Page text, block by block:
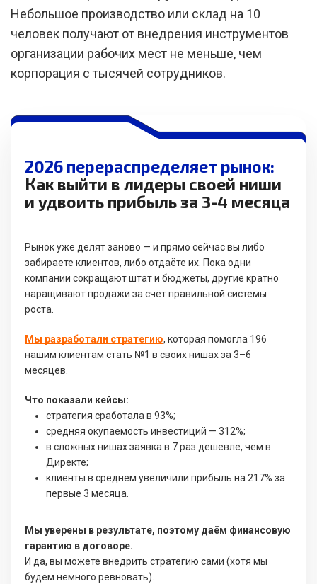
Небольшое производство или склад на 10
человек получают от внедрения инструментов
организации рабочих мест не меньше, чем
корпорация с тысячей сотрудников.
2026 перераспределяет рынок:
Как выйти в лидеры своей ниши
и удвоить прибыль за 3-4 месяца
Рынок уже делят заново — и прямо сейчас вы либо
забираете клиентов, либо отдаёте их. Пока одни
компании сокращают штат и бюджеты, другие кратно
наращивают продажи за счёт правильной системы
роста.
Мы разработали стратегию, которая помогла 196
нашим клиентам стать №1 в своих нишах за 3–6
месяцев.
Что показали кейсы:
стратегия сработала в 93%;
средняя окупаемость инвестиций — 312%;
в сложных нишах заявка в 7 раз дешевле, чем в
Директе;
клиенты в среднем увеличили прибыль на 217% за
первые 3 месяца.
Мы уверены в результате, поэтому даём финансовую
гарантию в договоре.
И да, вы можете внедрить стратегию сами (хотя мы
будем немного ревновать).